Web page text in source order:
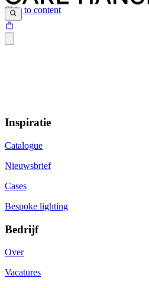
Skip to content
Inspiratie
Catalogue
Nieuwsbrief
Cases
Bespoke lighting
Bedrijf
Over
Vacatures